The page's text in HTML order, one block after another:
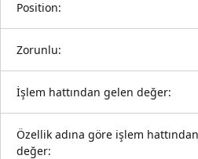
Position:
Zorunlu:
İşlem hattından gelen değer:
Özellik adına göre işlem
değer: